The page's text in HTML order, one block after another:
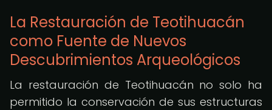
La Restauración de Teotihuacán
como Fuente de Nuevos
Descubrimientos Arqueológicos
La restauración de Teotihuacán no solo ha
permitido la conservación de sus estructuras